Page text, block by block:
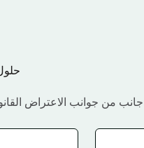
من جوانب الاعتراض